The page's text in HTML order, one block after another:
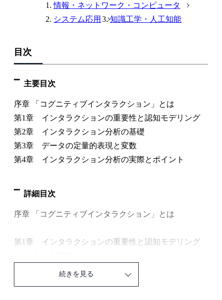
情報・ネットワーク・コンピュータ
システム応用
知識工学・人工知能
目次
主要目次
序章 「コグニティブインタラクション」とは
第1章 インタラクションの重要性と認知モデリング
第2章 インタラクション分析の基礎
第3章 データの定量的表現と変数
第4章 インタラクション分析の実際とポイント
詳細目次
序章 「コグニティブインタラクション」とは
第1章 インタラクションの重要性と認知モデリング
1.1.1 ユーザの心的状態を考慮することの重要性
続きを見る